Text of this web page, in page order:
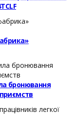
бронювання